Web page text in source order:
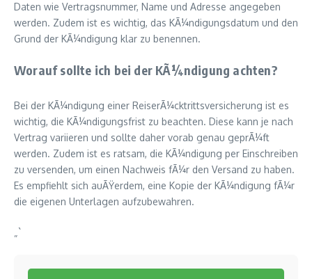
Daten wie Vertragsnummer, Name und Adresse angegeben
werden. Zudem ist es wichtig, das KÃ¼ndigungsdatum und den
Grund der KÃ¼ndigung klar zu benennen.
Worauf sollte ich bei der KÃ¼ndigung achten?
Bei der KÃ¼ndigung einer ReiserÃ¼cktrittsversicherung ist es
wichtig, die KÃ¼ndigungsfrist zu beachten. Diese kann je nach
Vertrag variieren und sollte daher vorab genau geprÃ¼ft
werden. Zudem ist es ratsam, die KÃ¼ndigung per Einschreiben
zu versenden, um einen Nachweis fÃ¼r den Versand zu haben.
Es empfiehlt sich auÃŸerdem, eine Kopie der KÃ¼ndigung fÃ¼r
die eigenen Unterlagen aufzubewahren.
„`